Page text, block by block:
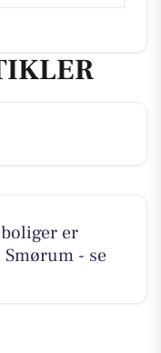
er
- se